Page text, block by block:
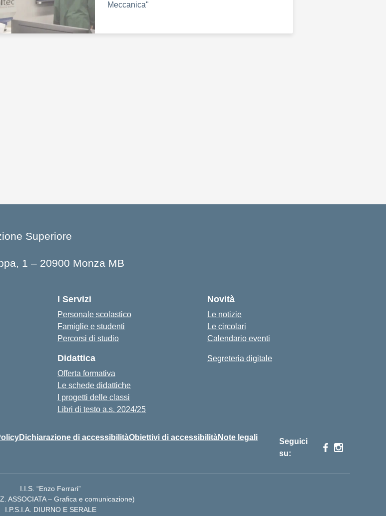
Meccanica"
Superiore
1 – 20900 Monza MB
I Servizi
Personale scolastico
Famiglie e studenti
Percorsi di studio
Didattica
Offerta formativa
Le schede didattiche
I progetti delle classi
Libri di testo a.s. 2024/25
Novità
Le notizie
Le circolari
Calendario eventi
Segreteria digitale
Dichiarazione di accessibilitàObiettivi di accessibilitàNote legali
Seguici
su:
I.I.S. “Enzo Ferrari”
ASSOCIATA – Grafica e comunicazione)
I.P.S.I.A. DIURNO E SERALE